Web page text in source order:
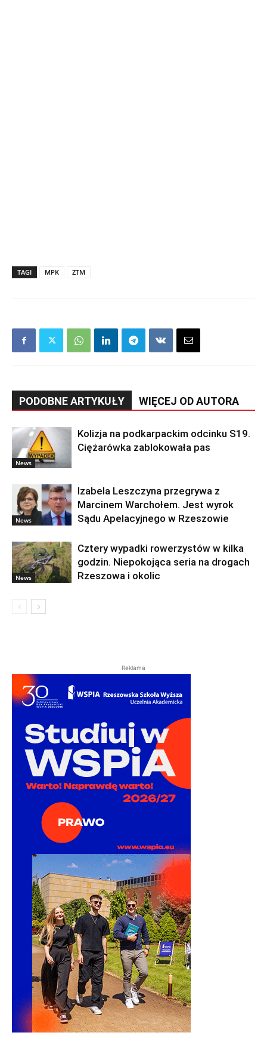
TAGI MPK ZTM
PODOBNE ARTYKUŁY WIĘCEJ OD AUTORA
News
Kolizja na podkarpackim odcinku S19.
Ciężarówka zablokowała pas
News
Izabela Leszczyna przegrywa z
Marcinem Warchołem. Jest wyrok
Sądu Apelacyjnego w Rzeszowie
News
Cztery wypadki rowerzystów w kilka
godzin. Niepokojąca seria na drogach
Rzeszowa i okolic
Reklama